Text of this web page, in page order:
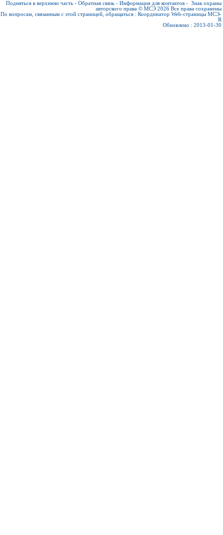
Подняться в верхнюю часть - Обратная связь - Информация для контактов - Знак охраны
авторского права © МСЭ 2026 Все права сохранены
По вопросам, связанным с этой страницей, обращаться : Координатор Web-страницы МСЭ-
R
Обновлено : 2013-01-30